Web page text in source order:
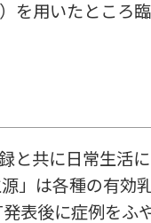
を用いたところ
と共に日常生活
」は各種の有効
表後に症例をふ